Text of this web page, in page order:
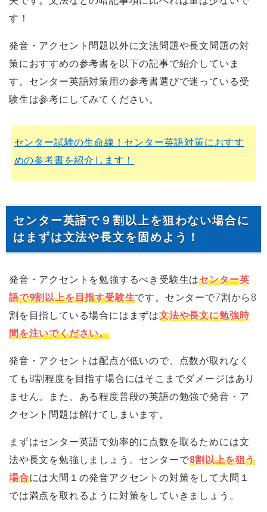
す！
発音・アクセント問題以外に文法問題や長文問題の対
策におすすめの参考書を以下の記事で紹介していま
す。センター英語対策用の参考書選びで迷っている受
験生は参考にしてみてください。
センター試験の生命線！センター英語対策におすす
めの参考書を紹介します！
センター英語で９割以上を狙わない場合に
はまずは文法や長文を固めよう！
発音・アクセントを勉強するべき受験生はセンター英
語で9割以上を目指す受験生です。センターで7割から8
割を目指している場合にはまずは文法や長文に勉強時
間を注いでください。
発音・アクセントは配点が低いので、点数が取れなく
ても8割程度を目指す場合にはそこまでダメージはあり
ません。また、ある程度普段の英語の勉強で発音・ア
クセント問題は解けてしまいます。
まずはセンター英語で効率的に点数を取るためには文
法や長文を勉強しましょう。センターで8割以上を狙う
場合には大問１の発音アクセントの対策をして大問１
では満点を取れるように対策をしていきましょう。